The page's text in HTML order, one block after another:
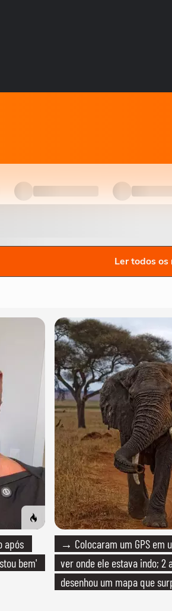
Ler todos os
após
bem'
→ Colocaram um GPS em
ver onde ele estava indo; 2
desenhou um mapa que